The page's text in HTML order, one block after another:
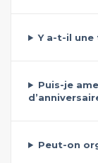
Y a-t-il une
Puis-je
Peut-on